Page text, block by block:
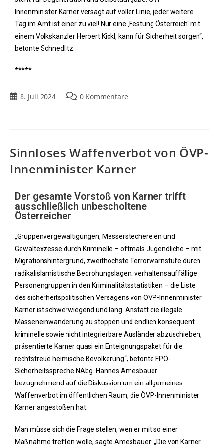
Innenminister Karner versagt auf voller Linie, jeder weitere
Tag im Amt ist einer zu viel! Nur eine ‚Festung Österreich‘ mit
einem Volkskanzler Herbert Kickl, kann für Sicherheit sorgen“,
betonte Schnedlitz.
*****
8. Juli 2024 0 Kommentare
Sinnloses Waffenverbot von ÖVP-
Innenminister Karner
Der gesamte Vorstoß von Karner trifft
ausschließlich unbescholtene
Österreicher
„Gruppenvergewaltigungen, Messerstechereien und
Gewaltexzesse durch Kriminelle – oftmals Jugendliche – mit
Migrationshintergrund, zweithöchste Terrorwarnstufe durch
radikalislamistische Bedrohungslagen, verhaltensauffällige
Personengruppen in den Kriminalitätsstatistiken – die Liste
des sicherheitspolitischen Versagens von ÖVP-Innenminister
Karner ist schwerwiegend und lang. Anstatt die illegale
Masseneinwanderung zu stoppen und endlich konsequent
kriminelle sowie nicht integrierbare Ausländer abzuschieben,
präsentierte Karner quasi ein Enteignungspaket für die
rechtstreue heimische Bevölkerung“, betonte FPÖ-
Sicherheitsspreche NAbg. Hannes Amesbauer
bezugnehmend auf die Diskussion um ein allgemeines
Waffenverbot im öffentlichen Raum, die ÖVP-Innenminister
Karner angestoßen hat.
Man müsse sich die Frage stellen, wen er mit so einer
Maßnahme treffen wolle, sagte Amesbauer: „Die von Karner